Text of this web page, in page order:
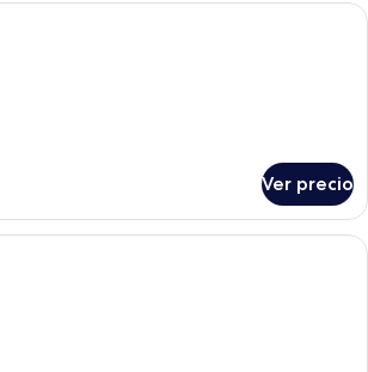
Una habitación de hotel con una
Ver precio
Un dormitorio con una cama